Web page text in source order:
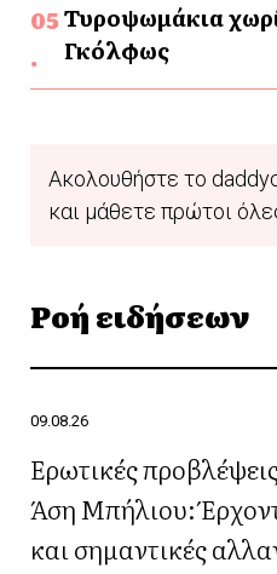
Τυροψωμάκια
Γκόλφως
Ακολουθήστε το
και μάθετε πρώτοι
Ροή ειδήσεων
09.08.26
Ερωτικές
Άση Μπήλιου:
και σημαντικές